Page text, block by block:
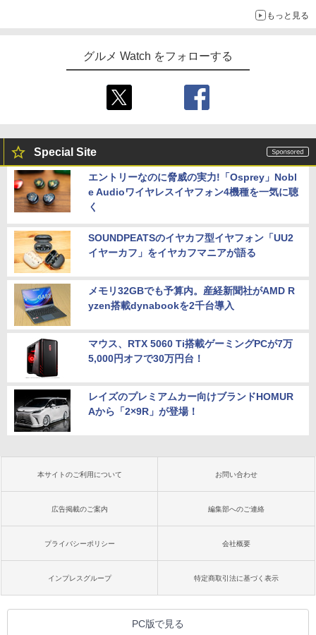
もっと見る
グルメ Watch をフォローする
Special Site
エントリーなのに脅威の実力!「Osprey」Nobl
e Audioワイヤレスイヤフォン4機種を一気に聴
く
SOUNDPEATSのイヤカフ型イヤフォン「UU2
イヤーカフ」をイヤカフマニアが語る
メモリ32GBでも予算内。産経新聞社がAMD R
yzen搭載dynabookを2千台導入
マウス、RTX 5060 Ti搭載ゲーミングPCが7万
5,000円オフで30万円台！
レイズのプレミアムカー向けブランドHOMUR
Aから「2×9R」が登場！
本サイトのご利用について お問い合わせ
広告掲載のご案内 編集部へのご連絡
プライバシーポリシー 会社概要
インプレスグループ 特定商取引法に基づく表示
PC版で見る